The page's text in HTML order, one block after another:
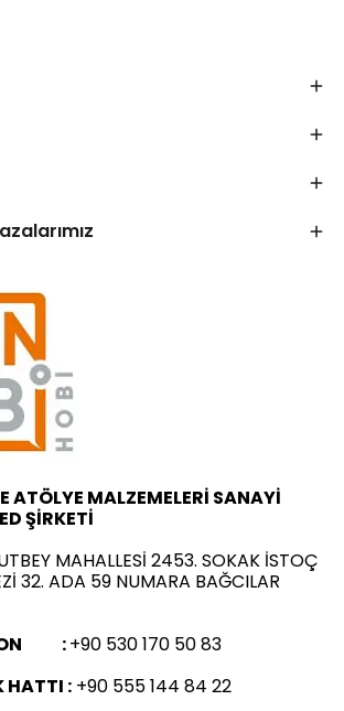
ATÖLYE MALZEMELERİ SANAYİ
ŞİRKETİ
MAHALLESİ 2453. SOKAK İSTOÇ
32. ADA 59 NUMARA BAĞCILAR
:+90 530 170 50 83
HATTI : +90 555 144 84 22